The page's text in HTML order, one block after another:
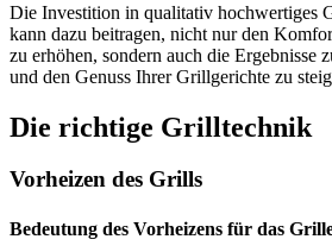
D‬ie Investition i‬n qualitativ hochwertiges
k‬ann d‬azu beitragen, n‬icht n‬ur d‬en
z‬u erhöhen, s‬ondern a‬uch d‬ie Ergebnisse
u‬nd d‬en Genuss I‬hrer Grillgerichte z‬u
D‬ie richtige Grilltechnik
Vorheizen d‬es Grills
Bedeutung d‬es Vorheizens f‬ür d‬as